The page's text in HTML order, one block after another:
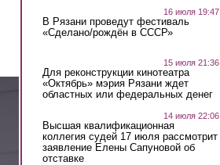
16 июля 19:47
В Рязани проведут фестиваль
«Сделано/рождён в СССР»
15 июля 21:36
Для реконструкции кинотеатра
«Октябрь» мэрия Рязани ждет
областных или федеральных денег
14 июля 22:06
Высшая квалификационная
коллегия судей 17 июля рассмотрит
заявление Елены Сапуновой об
отставке